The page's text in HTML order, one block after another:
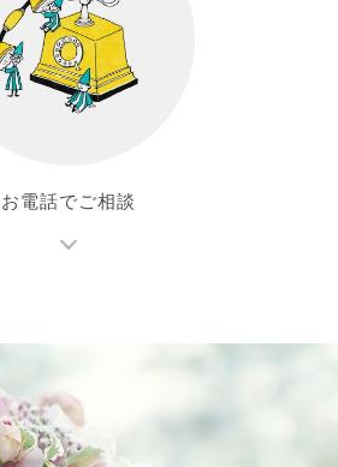
お電話でご相談